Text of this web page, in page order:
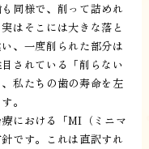
同様で、削って詰めれ
はそこには大きな落と
、一度削られた部分は
されている「削らない
私たちの歯の寿命を左
。
における「MI（ミニマ
です。これは直訳すれ